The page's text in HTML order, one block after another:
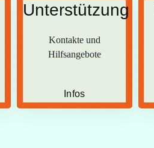
Unterstützung
Kontakte und
Hilfsangebote
Infos